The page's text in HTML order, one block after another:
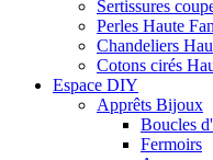
Sertissures
Perles Haute
Chandeliers
Cotons cirés
Espace DIY
Apprêts Bijoux
Boucles
Fermoirs